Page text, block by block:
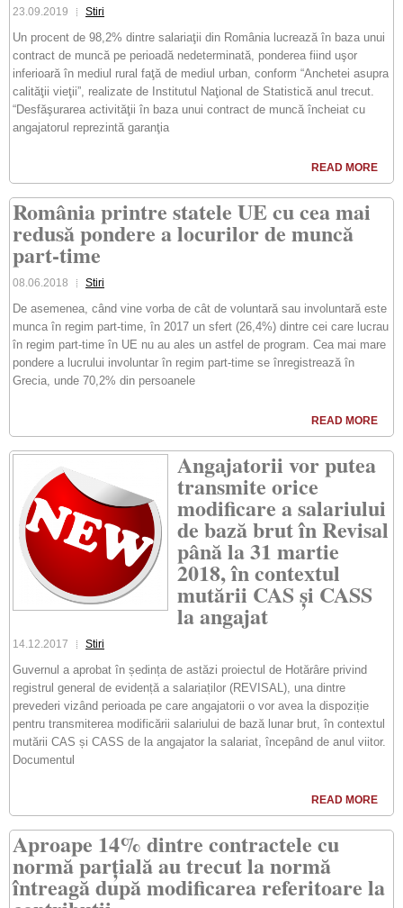
23.09.2019 Stiri
Un procent de 98,2% dintre salariaţii din România lucrează în baza unui
contract de muncă pe perioadă nedeterminată, ponderea fiind uşor
inferioară în mediul rural faţă de mediul urban, conform “Anchetei asupra
calităţii vieţii”, realizate de Institutul Naţional de Statistică anul trecut.
“Desfăşurarea activităţii în baza unui contract de muncă încheiat cu
angajatorul reprezintă garanţia
READ MORE
România printre statele UE cu cea mai
redusă pondere a locurilor de muncă
part-time
08.06.2018 Stiri
De asemenea, când vine vorba de cât de voluntară sau involuntară este
munca în regim part-time, în 2017 un sfert (26,4%) dintre cei care lucrau
în regim part-time în UE nu au ales un astfel de program. Cea mai mare
pondere a lucrului involuntar în regim part-time se înregistrează în
Grecia, unde 70,2% din persoanele
READ MORE
Angajatorii vor putea
transmite orice
modificare a salariului
de bază brut în Revisal
până la 31 martie
2018, în contextul
mutării CAS și CASS
la angajat
14.12.2017 Stiri
Guvernul a aprobat în ședința de astăzi proiectul de Hotărâre privind
registrul general de evidență a salariaților (REVISAL), una dintre
prevederi vizând perioada pe care angajatorii o vor avea la dispoziție
pentru transmiterea modificării salariului de bază lunar brut, în contextul
mutării CAS și CASS de la angajator la salariat, începând de anul viitor.
Documentul
READ MORE
Aproape 14% dintre contractele cu
normă parțială au trecut la normă
întreagă după modificarea referitoare la